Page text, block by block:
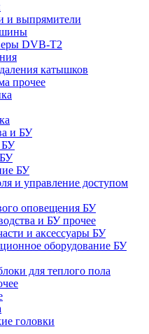
выпрямители
DVB-T2
катышков
прочее
и БУ
БУ
БУ
и управление доступом
оповещения БУ
и БУ прочее
и аксессуары БУ
оборудование БУ
для теплого пола
головки